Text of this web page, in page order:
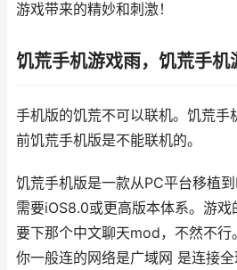
游戏带来的精妙和刺激！
饥荒手机游戏雨，饥荒手机
手机版的饥荒不可以联机。饥荒手
前饥荒手机版是不能联机的。
饥荒手机版是一款从PC平台移植到
需要iOS8.0或更高版本体系。游戏
要下那个中文聊天mod，不然不
你一般连的网络是广域网 是连接